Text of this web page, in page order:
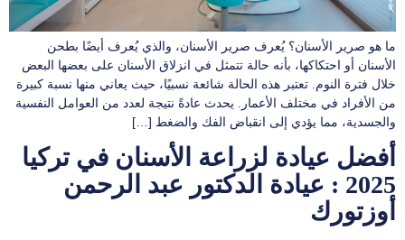
ما هو صرير الأسنان؟ يُعرف صرير الأسنان، والذي يُعرف أيضًا بطحن
الأسنان أو احتكاكها، بأنه حالة تتمثل في انزلاق الأسنان على بعضها البعض
خلال فترة النوم. تعتبر هذه الحالة شائعة نسبيًا، حيث يعاني منها نسبة كبيرة
من الأفراد في مختلف الأعمار. يحدث عادةً نتيجة لعدد من العوامل النفسية
والجسدية، مما يؤدي إلى انقباض الفك والضغط […]
أفضل عيادة لزراعة الأسنان في تركيا
2025 : عيادة الدكتور عبد الرحمن
أوزتورك